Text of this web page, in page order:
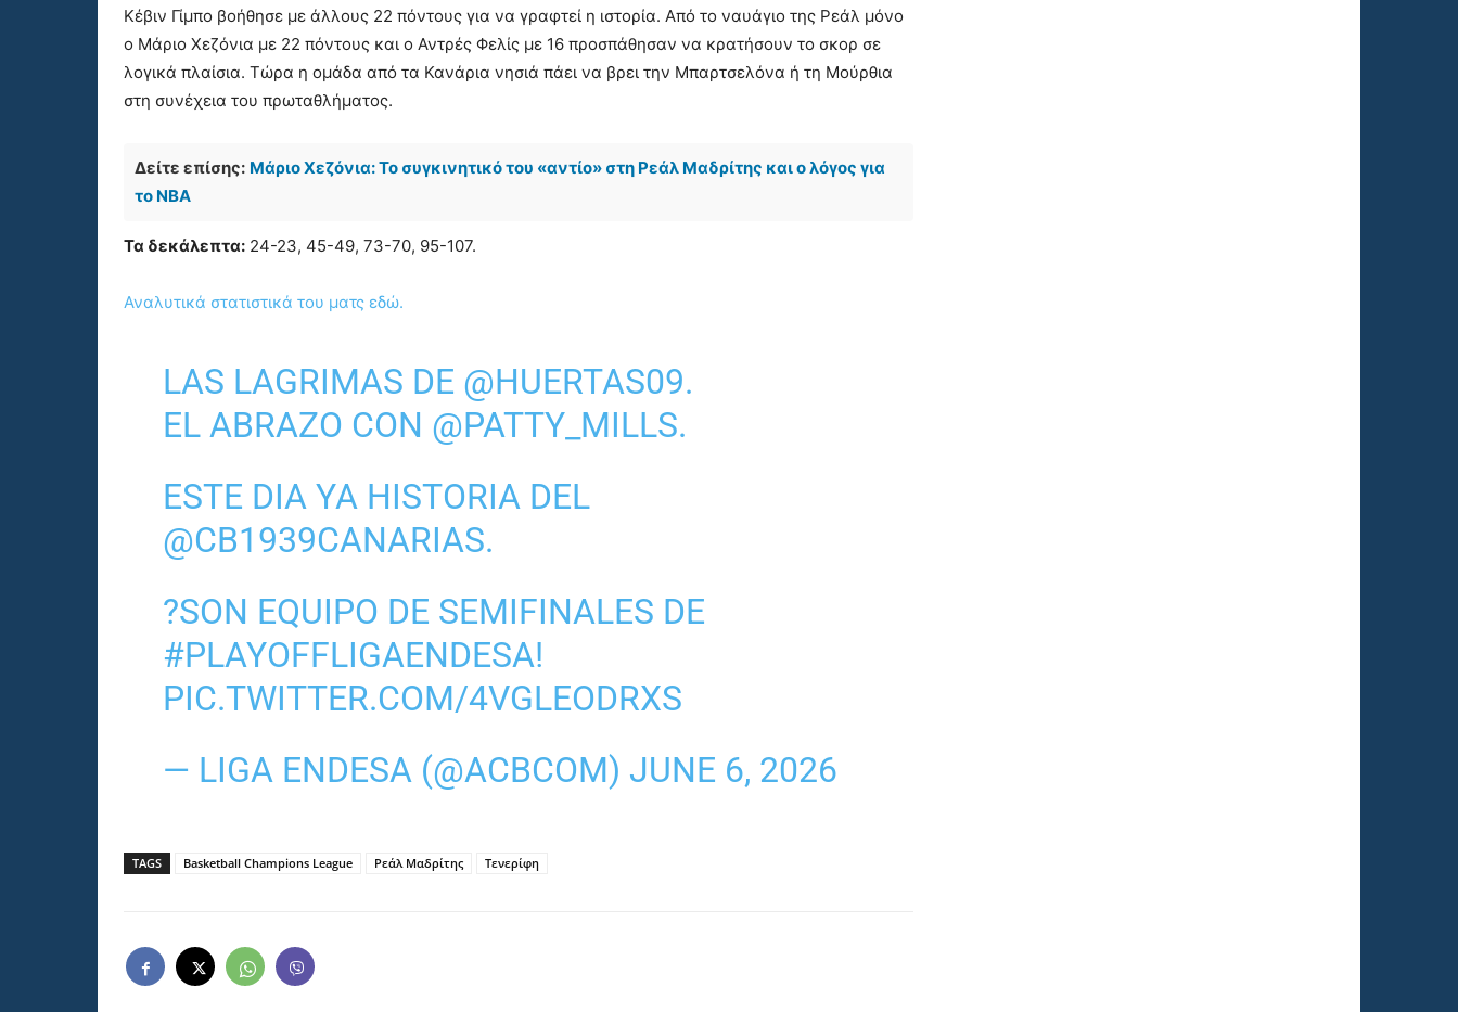
Κέβιν Γίμπο βοήθησε με άλλους 22 πόντους για να γραφτεί η ιστορία. Από το ναυάγιο της Ρεάλ μόνο
ο Μάριο Χεζόνια με 22 πόντους και ο Αντρές Φελίς με 16 προσπάθησαν να κρατήσουν το σκορ σε
λογικά πλαίσια. Τώρα η ομάδα από τα Κανάρια νησιά πάει να βρει την Μπαρτσελόνα ή τη Μούρθια
στη συνέχεια του πρωταθλήματος.
Δείτε επίσης: Μάριο Χεζόνια: Το συγκινητικό του «αντίο» στη Ρεάλ Μαδρίτης και ο λόγος για
το NBA
Τα δεκάλεπτα: 24-23, 45-49, 73-70, 95-107.
Αναλυτικά στατιστικά του ματς εδώ.
LAS LAGRIMAS DE @HUERTAS09.
EL ABRAZO CON @PATTY_MILLS.
ESTE DIA YA HISTORIA DEL
@CB1939CANARIAS.
?SON EQUIPO DE SEMIFINALES DE
#PLAYOFFLIGAENDESA!
PIC.TWITTER.COM/4VGLEODRXS
— LIGA ENDESA (@ACBCOM) JUNE 6, 2026
TAGS Basketball Champions League Ρεάλ Μαδρίτης Τενερίφη